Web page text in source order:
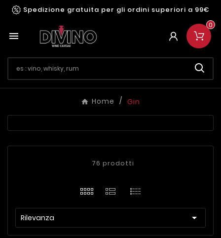
Spedizione gratuita per gli ordini superiori a 99€

0
Home Gin
76 prodotti
Rilevanza 